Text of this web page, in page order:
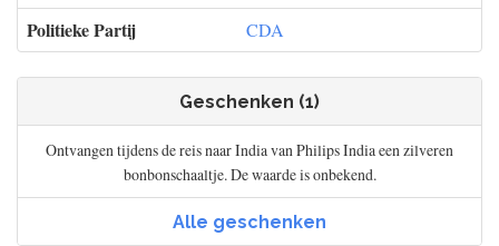
Politieke Partij CDA
Geschenken (1)
Ontvangen tijdens de reis naar India van Philips India een zilveren
bonbonschaaltje. De waarde is onbekend.
Alle geschenken